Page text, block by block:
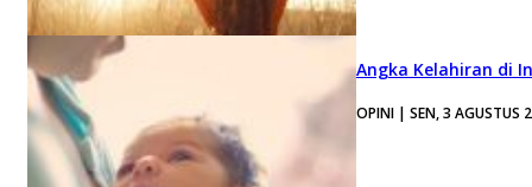
Angka Kelahiran di
OPINI | SEN, 3 AGUSTUS